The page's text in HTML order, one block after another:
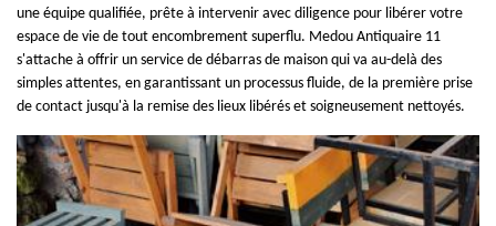
une équipe qualifiée, prête à intervenir avec diligence pour libérer votre
espace de vie de tout encombrement superflu. Medou Antiquaire 11
s'attache à offrir un service de débarras de maison qui va au-delà des
simples attentes, en garantissant un processus fluide, de la première prise
de contact jusqu'à la remise des lieux libérés et soigneusement nettoyés.